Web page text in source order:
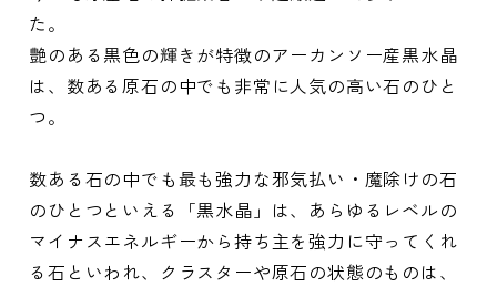
た。
艶のある黒色の輝きが特徴のアーカンソー産黒水晶
は、数ある原石の中でも非常に人気の高い石のひと
つ。
数ある石の中でも最も強力な邪気払い・魔除けの石
のひとつといえる「黒水晶」は、あらゆるレベルの
マイナスエネルギーから持ち主を強力に守ってくれ
る石といわれ、クラスターや原石の状態のものは、